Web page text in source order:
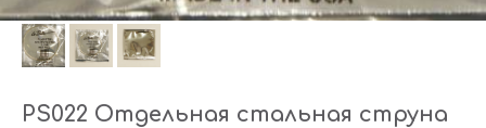
PS022 Отдельная стальная струна